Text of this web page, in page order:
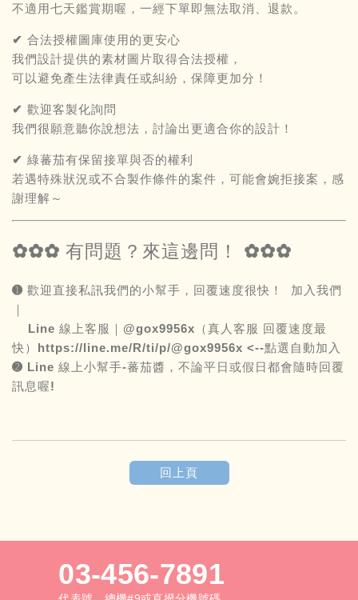
不適用七天鑑賞期喔，一經下單即無法取消、退款。
✔ 合法授權圖庫使用的更安心
我們設計提供的素材圖片取得合法授權，
可以避免產生法律責任或糾紛，保障更加分！
✔ 歡迎客製化詢問
我們很願意聽你說想法，討論出更適合你的設計！
✔ 綠蕃茄有保留接單與否的權利
若遇特殊狀況或不合製作條件的案件，可能會婉拒接案，感
謝理解～
✿✿✿ 有問題？來這邊問！ ✿✿✿
➊ 歡迎直接私訊我們的小幫手，回覆速度很快！ 加入我們
｜
Line 線上客服｜@gox9956x（真人客服 回覆速度最
快） https://line.me/R/ti/p/@gox9956x <--點選自動加入
➋ Line 線上小幫手-蕃茄醬，不論平日或假日都會隨時回覆
訊息喔!
回上頁
03-456-7891